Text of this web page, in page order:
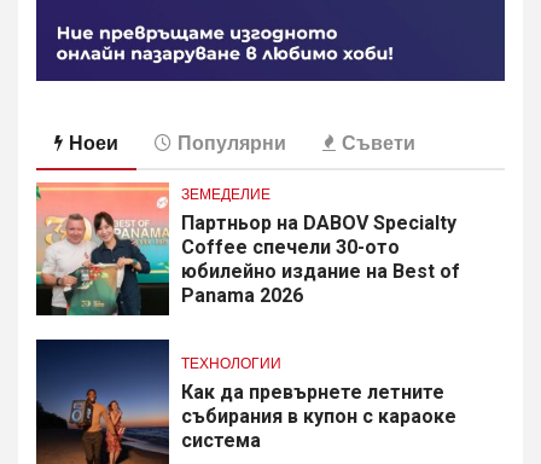
Ноеи Популярни Съвети
ЗЕМЕДЕЛИЕ
Партньор на DABOV Specialty
Coffee спечели 30-ото
юбилейно издание на Best of
Panama 2026
ТЕХНОЛОГИИ
Как да превърнете летните
събирания в купон с караоке
система